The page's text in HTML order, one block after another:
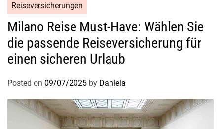
Reiseversicherungen
Milano Reise Must-Have: Wählen Sie
die passende Reiseversicherung für
einen sicheren Urlaub
Posted on 09/07/2025 by Daniela